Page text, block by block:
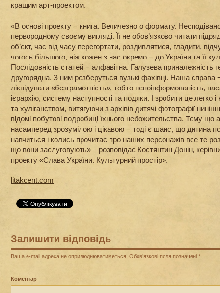
кращим арт-проектом.
«В основі проекту − книга. Величезного формату.
первородному своєму вигляді. Її не обов’язково читати
об’єкт, час від часу перегортати, роздивлятися, гладити,
чогось більшого, ніж кожен з нас окремо − до України та її
Послідовність статей − алфавітна. Галузева приналежність
другорядна. З ним розберуться вузькі фахівці. Наша справа
ліквідувати «безграмотність», тобто непоінформованість,
ієрархію, систему наступності та подяки. І зробити це легко
та хуліганством, витягуючи з архівів дитячі фотографії
відомі побутові подробиці їхнього небожительства. Тому що
насамперед зрозумілою і цікавою − тоді є шанс, що дитина по
навчиться і колись прочитає про наших персонажів все те
що вони заслуговують» – розповідає Костянтин Донін,
проекту «Слава України. Культурний простір».
litakcent.com
Залишити відповідь
Ваша e-mail адреса не оприлюднюватиметься. Обов’язкові поля позначені *
Коментар